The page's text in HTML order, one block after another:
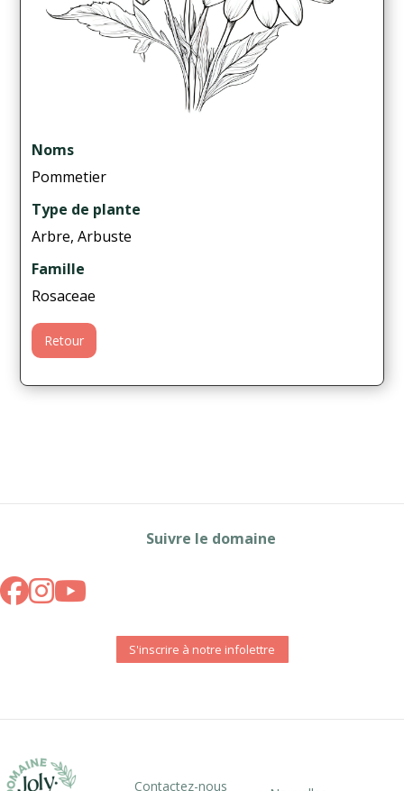
Noms
Pommetier
Type de plante
Arbre, Arbuste
Famille
Rosaceae
Retour
Suivre le domaine
S'inscrire à notre infolettre
Contactez-nous